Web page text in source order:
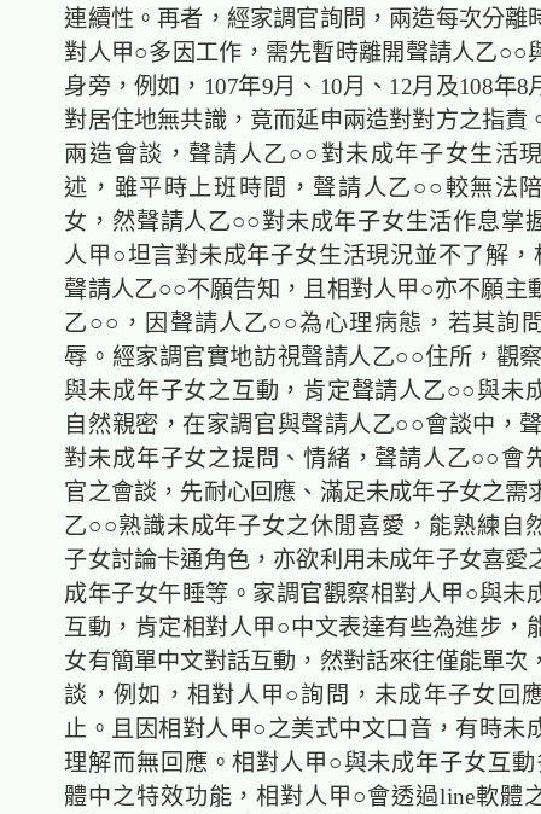
連續性。再者，經家調官詢問，兩造每次分離
對人甲○多因工作，需先暫時離開聲請人乙○○
身旁，例如，107年9月、10月、12月及108年8
對居住地無共識，竟而延申兩造對對方之指責
兩造會談，聲請人乙○○對未成年子女生活
述，雖平時上班時間，聲請人乙○○較無法
女，然聲請人乙○○對未成年子女生活作息掌
人甲○坦言對未成年子女生活現況並不了解，
聲請人乙○○不願告知，且相對人甲○亦不願主
乙○○，因聲請人乙○○為心理病態，若其詢
辱。經家調官實地訪視聲請人乙○○住所，觀
與未成年子女之互動，肯定聲請人乙○○與未
自然親密，在家調官與聲請人乙○○會談中，
對未成年子女之提問、情緒，聲請人乙○○會
官之會談，先耐心回應、滿足未成年子女之需
乙○○熟識未成年子女之休閒喜愛，能熟練自
子女討論卡通角色，亦欲利用未成年子女喜愛
成年子女午睡等。家調官觀察相對人甲○與未
互動，肯定相對人甲○中文表達有些為進步，
女有簡單中文對話互動，然對話來往僅能單次
談，例如，相對人甲○詢問，未成年子女回
止。且因相對人甲○之美式中文口音，有時未
理解而無回應。相對人甲○與未成年子女互動
體中之特效功能，相對人甲○會透過line軟體